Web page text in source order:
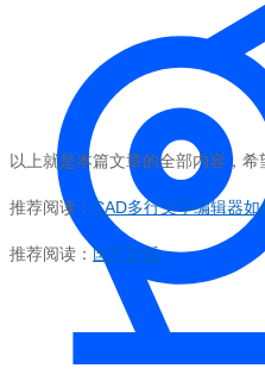
以上就是本篇文章的全部内容，希
推荐阅读： CAD多行文字编辑器如
推荐阅读：国产正版